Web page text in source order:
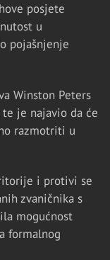
posjete
u
pojašnjenje
Winston Peters
je najavio da će
razmotriti u
i protivi se
zvaničnika s
mogućnost
formalnog